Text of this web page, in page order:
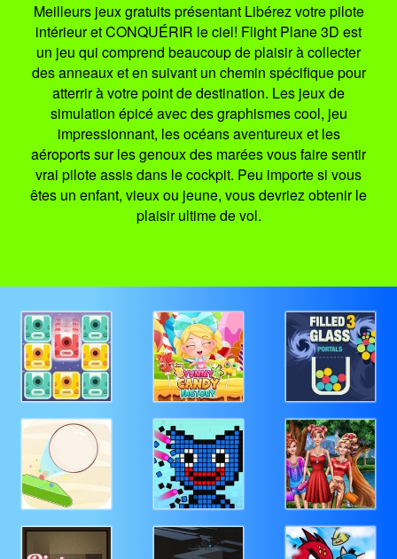
Meilleurs jeux gratuits présentant Libérez votre pilote
intérieur et CONQUÉRIR le ciel! Flight Plane 3D est
un jeu qui comprend beaucoup de plaisir à collecter
des anneaux et en suivant un chemin spécifique pour
atterrir à votre point de destination. Les jeux de
simulation épicé avec des graphismes cool, jeu
impressionnant, les océans aventureux et les
aéroports sur les genoux des marées vous faire sentir
vrai pilote assis dans le cockpit. Peu importe si vous
êtes un enfant, vieux ou jeune, vous devriez obtenir le
plaisir ultime de vol.